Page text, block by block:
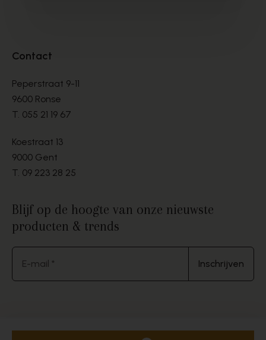
Contact
Peperstraat 9-11
9600 Ronse
T. 055 21 19 67
Koestraat 13
9000 Gent
T. 09 223 28 25
Blijf op de hoogte van onze nieuwste
producten & trends
E-mail * Inschrijven
© 2026 Jean Delaere. Alle rechten voorbehouden.